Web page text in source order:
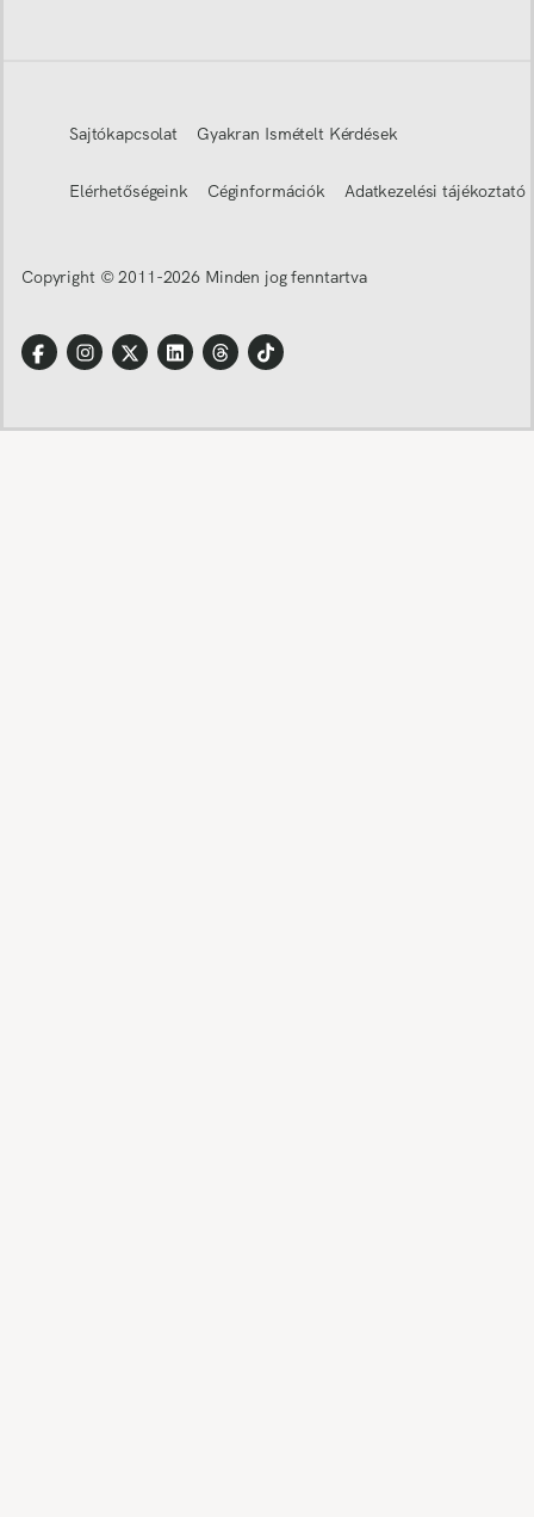
Sajtókapcsolat Gyakran Ismételt Kérdések
Elérhetőségeink Céginformációk Adatkezelési tájékoztató
Copyright © 2011-2026 Minden jog fenntartva